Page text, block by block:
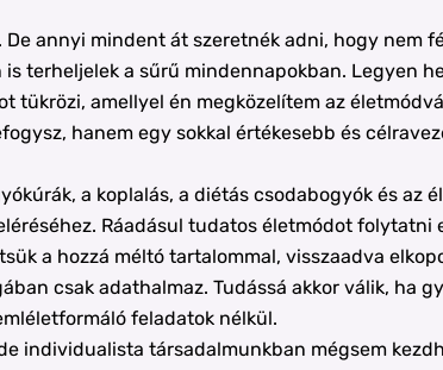
De annyi mindent át szeretnék adni, hogy nem
terheljelek a sűrű mindennapokban. Legyen
tükrözi, amellyel én megközelítem az
hanem egy sokkal értékesebb és
a koplalás, a diétás csodabogyók és
Ráadásul tudatos életmódot
a hozzá méltó tartalommal, visszaadva
csak adathalmaz. Tudássá akkor válik, ha
feladatok nélkül.
individualista társadalmunkban mégsem